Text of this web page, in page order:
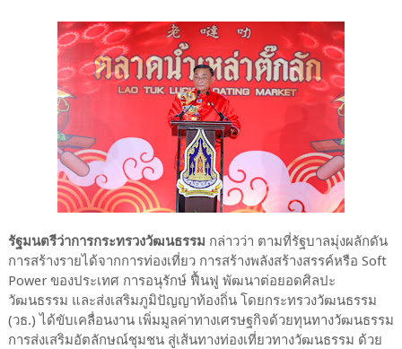
รัฐมนตรีว่าการกระทรวงวัฒนธรรม กล่าวว่า ตามที่รัฐบาลมุ่งผลักดัน
การสร้างรายได้จากการท่องเที่ยว การสร้างพลังสร้างสรรค์หรือ Soft
Power ของประเทศ การอนุรักษ์ ฟื้นฟู พัฒนาต่อยอดศิลปะ
วัฒนธรรม และส่งเสริมภูมิปัญญาท้องถิ่น โดยกระทรวงวัฒนธรรม
(วธ.) ได้ขับเคลื่อนงาน เพิ่มมูลค่าทางเศรษฐกิจด้วยทุนทางวัฒนธรรม
การส่งเสริมอัตลักษณ์ชุมชน สู่เส้นทางท่องเที่ยวทางวัฒนธรรม ด้วย